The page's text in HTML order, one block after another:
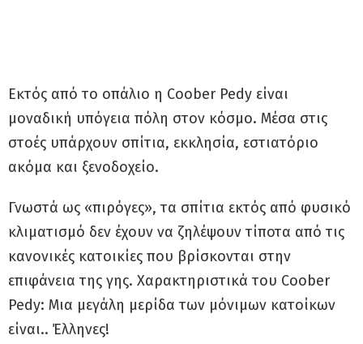
Εκτός από το οπάλιο η Coober Pedy είναι
μοναδική υπόγεια πόλη στον κόσμο. Μέσα στις
στοές υπάρχουν σπίτια, εκκλησία, εστιατόριο
ακόμα και ξενοδοχείο.
Γνωστά ως «πιρόγες», τα σπίτια εκτός από φυσικό
κλιματισμό δεν έχουν να ζηλέψουν τίποτα από τις
κανονικές κατοικίες που βρίσκονται στην
επιφάνεια της γης. Χαρακτηριστικά του Coober
Pedy: Μια μεγάλη μερίδα των μόνιμων κατοίκων
είναι.. Έλληνες!